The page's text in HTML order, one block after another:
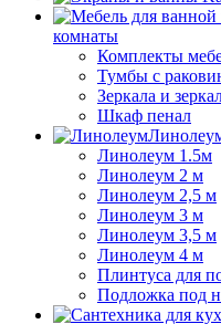
комнаты
Комплекты
Тумбы с
Зеркала и
Шкаф пенал
Линолеум 1.5м
Линолеум 2 м
Линолеум 2,5 м
Линолеум 3 м
Линолеум 3,5 м
Линолеум 4 м
Плинтуса для
Подложка под